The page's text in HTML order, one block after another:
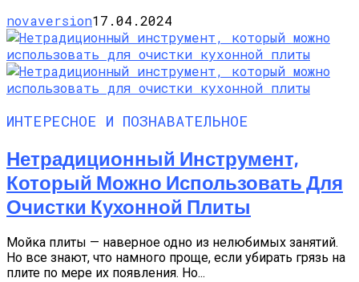
novaversion17.04.2024
ИНТЕРЕСНОЕ И ПОЗНАВАТЕЛЬНОЕ
Нетрадиционный Инструмент,
Который Можно Использовать Для
Очистки Кухонной Плиты
Мойка плиты — наверное одно из нелюбимых занятий.
Но все знают, что намного проще, если убирать грязь на
плите по мере их появления. Но...